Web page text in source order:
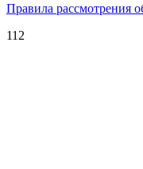
Правила рассмотрения
112